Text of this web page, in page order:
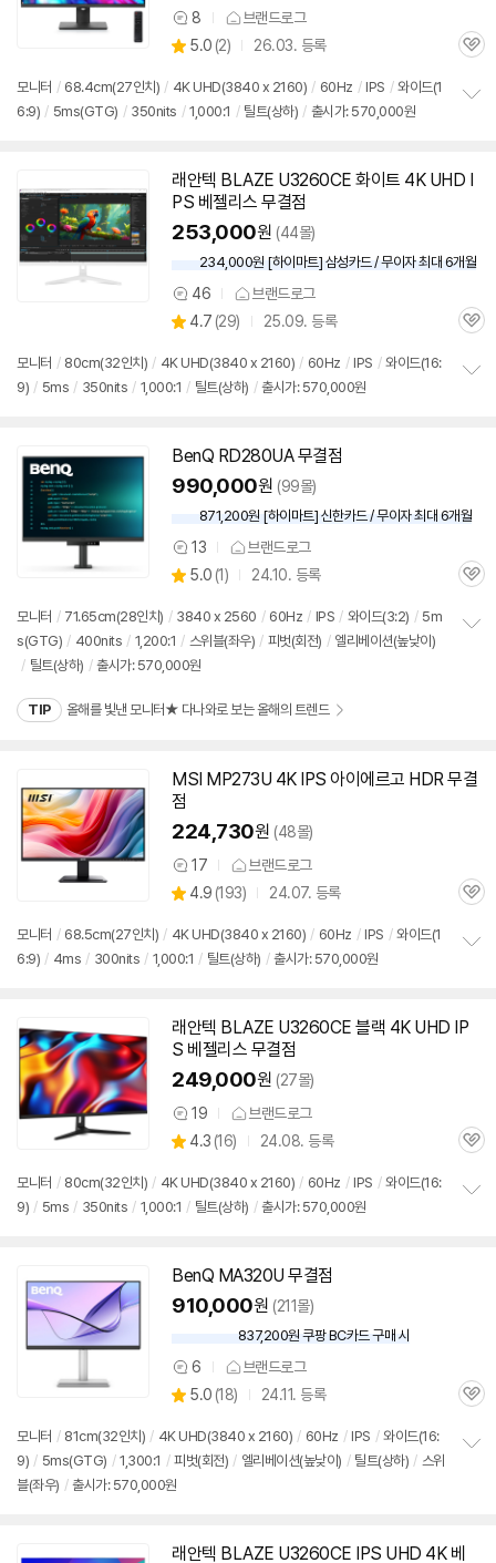
상
품
견
8 브랜드로그
별
점
5.0 (상
리
뷰
2) 26.03. 등록
관
모니터 / 68.4cm(27인치) / 4K UHD(3840 x 2160) / 60Hz / IPS / 와이드(1
6:9) / 5ms(GTG) / 350nits / 1,000:1 / 틸트(상하) / 출시가: 570,000원
치
래안텍 BLAZE U3260CE 화이트 4K UHD I
PS 베젤리스 무결점
253,000원 (44몰)
234,000원 [하이마트] 삼성카드 / 무이자 최대 6개월
상
품
견
46 브랜드로그
별
점
4.7 (상
리
뷰
29) 25.09. 등록
관
모니터 / 80cm(32인치) / 4K UHD(3840 x 2160) / 60Hz / IPS / 와이드(16:
9) / 5ms / 350nits / 1,000:1 / 틸트(상하) / 출시가: 570,000원
BenQ RD280UA 무결점
990,000원 (99몰)
871,200원 [하이마트] 신한카드 / 무이자 최대 6개월
상
품
견
13 브랜드로그
별
점
5.0 (상
리
뷰
1) 24.10. 등록
관
모니터 / 71.65cm(28인치) / 3840 x 2560 / 60Hz / IPS / 와이드(3:2) / 5m
s(GTG) / 400nits / 1,200:1 / 스위블(좌우) / 피벗(회전) / 엘리베이션(높낮이)
/ 틸트(상하) / 출시가: 570,000원
TIP 올해를 빛낸 모니터★ 다나와로 보는 올해의 트렌드
MSI MP273U 4K IPS 아이에르고 HDR 무결
점
224,730원 (48몰)
상
품
견
17 브랜드로그
별
점
4.9 (상
리
뷰
193) 24.07. 등록
관
모니터 / 68.5cm(27인치) / 4K UHD(3840 x 2160) / 60Hz / IPS / 와이드(1
6:9) / 4ms / 300nits / 1,000:1 / 틸트(상하) / 출시가: 570,000원
래안텍 BLAZE U3260CE 블랙 4K UHD IP
S 베젤리스 무결점
249,000원 (27몰)
상
품
견
19 브랜드로그
별
점
4.3 (상
리
뷰
16) 24.08. 등록
관
모니터 / 80cm(32인치) / 4K UHD(3840 x 2160) / 60Hz / IPS / 와이드(16:
9) / 5ms / 350nits / 1,000:1 / 틸트(상하) / 출시가: 570,000원
BenQ MA320U 무결점
910,000원 (211몰)
우
할
인
837,200원 쿠팡 BC카드 구매 시
상
품
견
6 브랜드로그
별
점
5.0 (상
리
뷰
18) 24.11. 등록
관
모니터 / 81cm(32인치) / 4K UHD(3840 x 2160) / 60Hz / IPS / 와이드(16:
9) / 5ms(GTG) / 1,300:1 / 피벗(회전) / 엘리베이션(높낮이) / 틸트(상하) / 스위
블(좌우) / 출시가: 570,000원
래안텍 BLAZE U3260CE IPS UHD 4K 베